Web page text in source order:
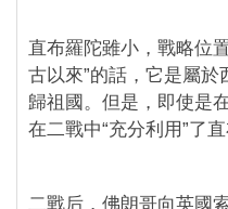
直布羅陀雖小，戰略位
古以來”的話，它是屬於
歸祖國。但是，即使是
在二戰中“充分利用”了
二戰后，佛朗哥向英國